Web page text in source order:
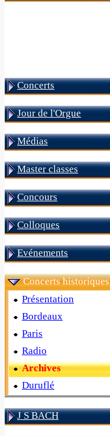
Concerts
Jour de l'Orgue
Médias
Master classes
Concours
Colloques
Evénements
Concerts historiques
Présentation
Bordeaux
Paris
Radio
Archives
Duruflé
J S BACH